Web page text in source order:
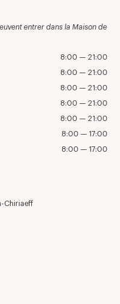
entrer dans la Maison de
8:00 — 21:00
8:00 — 21:00
8:00 — 21:00
8:00 — 21:00
8:00 — 21:00
8:00 — 17:00
8:00 — 17:00
Chiriaeff